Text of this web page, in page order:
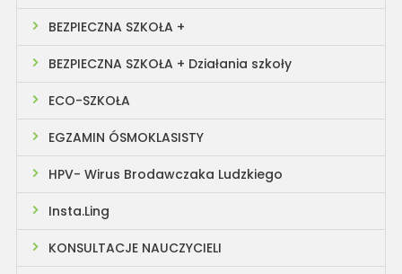
BEZPIECZNA SZKOŁA +
BEZPIECZNA SZKOŁA + Działania szkoły
ECO-SZKOŁA
EGZAMIN ÓSMOKLASISTY
HPV- Wirus Brodawczaka Ludzkiego
Insta.Ling
KONSULTACJE NAUCZYCIELI